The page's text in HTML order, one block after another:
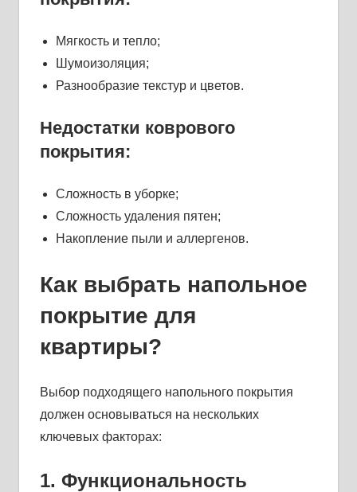
Мягкость и тепло;
Шумоизоляция;
Разнообразие текстур и цветов.
Недостатки коврового
покрытия:
Сложность в уборке;
Сложность удаления пятен;
Накопление пыли и аллергенов.
Как выбрать напольное
покрытие для
квартиры?
Выбор подходящего напольного покрытия
должен основываться на нескольких
ключевых факторах:
1. Функциональность